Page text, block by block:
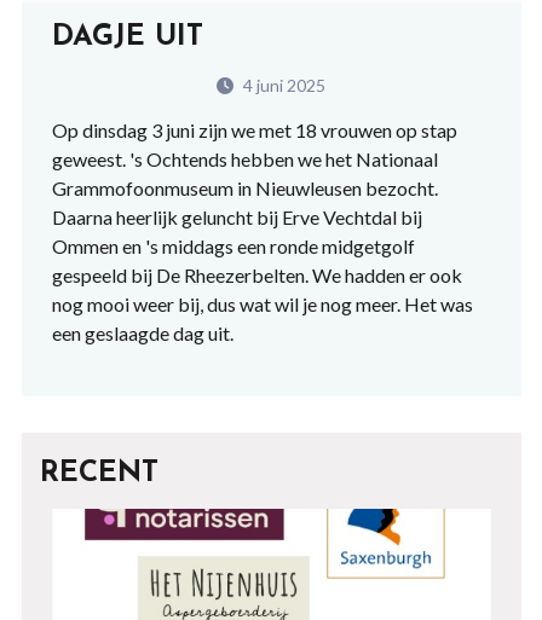
DAGJE UIT
4 juni 2025
Op dinsdag 3 juni zijn we met 18 vrouwen op stap
geweest. 's Ochtends hebben we het Nationaal
Grammofoonmuseum in Nieuwleusen bezocht.
Daarna heerlijk geluncht bij Erve Vechtdal bij
Ommen en 's middags een ronde midgetgolf
gespeeld bij De Rheezerbelten. We hadden er ook
nog mooi weer bij, dus wat wil je nog meer. Het was
een geslaagde dag uit.
RECENT